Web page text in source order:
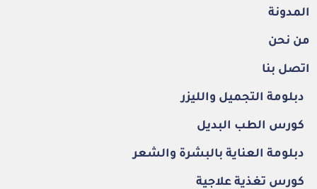
المدونة
من نحن
اتصل بنا
دبلومة التجميل والليزر
كورس الطب البديل
دبلومة العناية بالبشرة والشعر
كورس تغذية علاجية